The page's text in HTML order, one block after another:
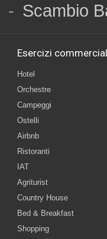
- Scambio
Esercizi
Hotel
Orchestre
Campeggi
Ostelli
Airbnb
Ristoranti
IAT
Agriturist
Country House
Bed & Breakfast
Shopping